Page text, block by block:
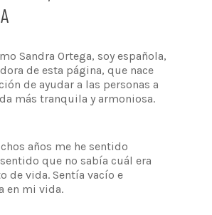
Sandra Ortega, soy española,
de esta página, que nace
de ayudar a las personas a
más tranquila y armoniosa.
años me he sentido
que no sabía cuál era
de vida. Sentía vacío e
en mi vida.